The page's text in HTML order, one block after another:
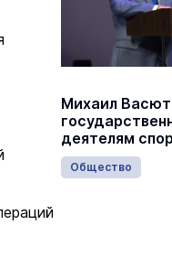
Михаил
деятелям
республики
Общество